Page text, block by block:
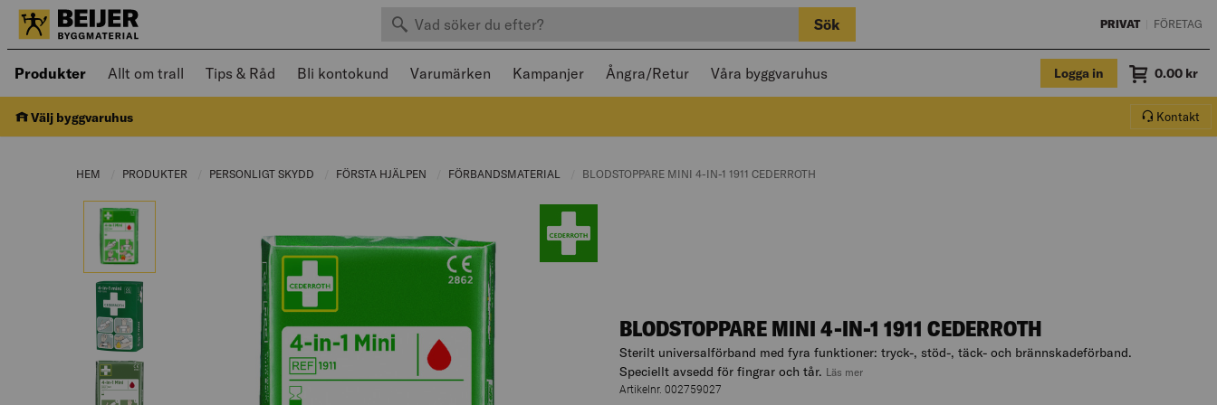
Sök efter produkter Sök PRIVAT FÖRETAG
Produkter Öppnad meny kan navigeras med piltangenter och stängas med Escape
Allt om trall Tips & Råd Bli kontokund Varumärken Kampanjer Ångra/Retur Våra byggvaruhus Logga in Varukorg.
Summa
0.00 kr
Välj byggvaruhus Kontakt
HEM PRODUKTER CURRENT PAGE:
PERSONLIGT SKYDD CURRENT PAGE:
FÖRSTA HJÄLPEN CURRENT PAGE:
FÖRBANDSMATERIAL CURRENT PAGE:
CURRENT PAGE:
BLODSTOPPARE MINI 4-IN-1 1911 CEDERROTH
BLODSTOPPARE MINI 4-IN-1 1911 CEDERROTH
Sterilt universalförband med fyra funktioner: tryck-, stöd-, täck- och brännskadeförband.
Speciellt avsedd för fingrar och tår. Läs mer
Artikelnr. 002759027